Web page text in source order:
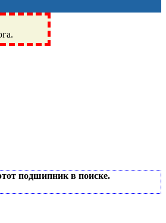
пневматика, метизы,
CX, РОЛТОМ, APZ, FBJ, KYK,
подшипник в поиске.